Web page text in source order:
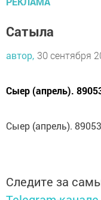
Сатыла
Telegram-канале